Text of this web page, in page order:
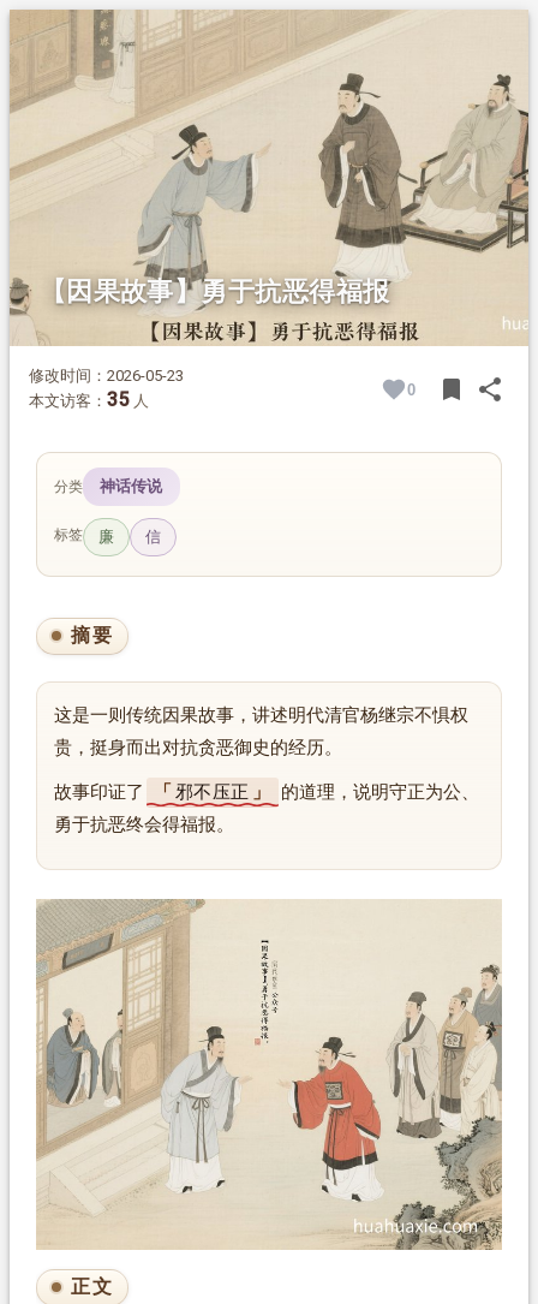
摘要
2.1.明代清官杨继宗
挺身而出对抗恶吏
2.3.抓不到把柄的报复
【因果故事】勇于抗恶得福报
修改时间：2026-05-23
本文访客： 35 人
0 bookmark share
分类 神话传说
标签 廉 信
摘要
这是一则传统因果故事，讲述明代清官杨继宗不惧权
贵，挺身而出对抗贪恶御史的经历。
故事印证了 邪不压正
的道理，说明守正为公、
勇于抗恶终会得福报。
正文